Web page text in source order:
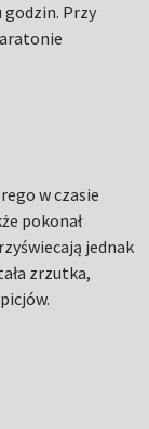
godzin. Przy
w czasie
pokonał
jednak
zrzutka,